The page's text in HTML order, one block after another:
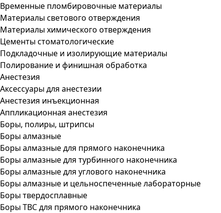
Временные пломбировочные материалы
Материалы светового отверждения
Материалы химического отверждения
Цементы стоматологические
Подкладочные и изолирующие материалы
Полирование и финишная обработка
Анестезия
Аксессуары для анестезии
Анестезия инъекционная
Аппликационная анестезия
Боры, полиры, штрипсы
Боры алмазные
Боры алмазные для прямого наконечника
Боры алмазные для турбинного наконечника
Боры алмазные для углового наконечника
Боры алмазные и цельноспеченные лабораторные
Боры твердосплавные
Боры ТВС для прямого наконечника